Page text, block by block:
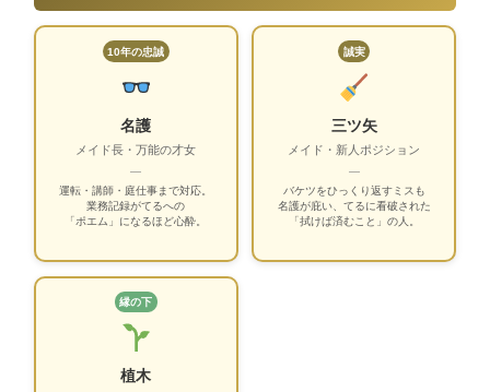
10年の忠誠
名護
メイド長・万能の才女
—
運転・講師・庭仕事まで対応。
業務記録がてるへの
「ポエム」になるほど心酔。
誠実
三ツ矢
メイド・新人ポジション
—
バケツをひっくり返すミスも
名護が庇い、てるに看破された
「拭けば済むこと」の人。
縁の下
植木